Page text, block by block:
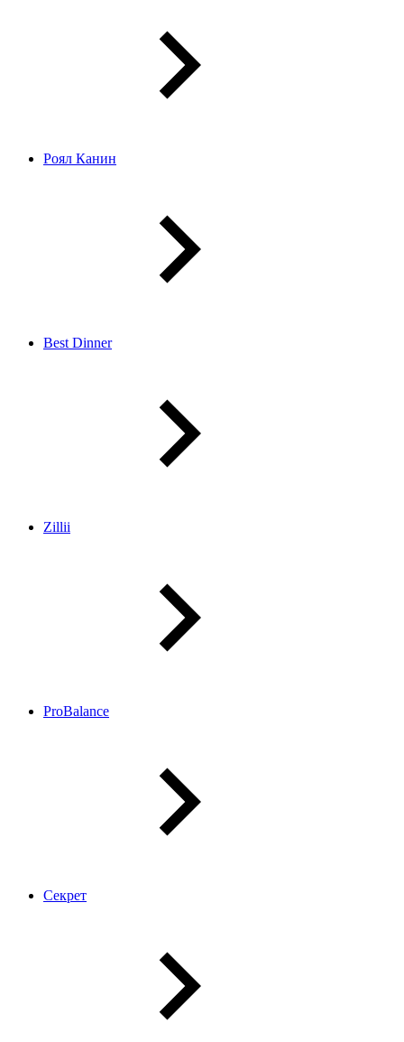
Роял Канин
Best Dinner
Zillii
ProBalance
Секрет